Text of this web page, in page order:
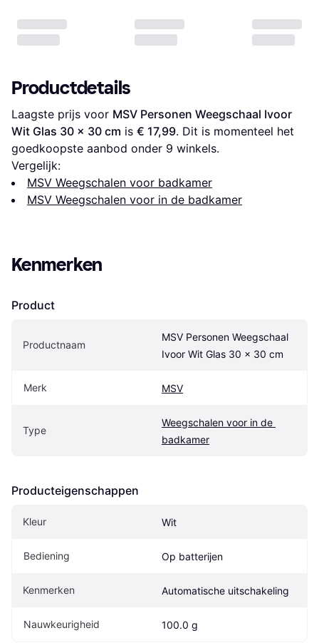
Productdetails
Laagste prijs voor MSV Personen Weegschaal Ivoor
Wit Glas 30 x 30 cm is € 17,99. Dit is momenteel het
goedkoopste aanbod onder 9 winkels.
Vergelijk:
MSV Weegschalen voor badkamer
MSV Weegschalen voor in de badkamer
Kenmerken
Product
Productnaam
MSV Personen Weegschaal
Ivoor Wit Glas 30 x 30 cm
Merk MSV
Type
Weegschalen voor in de
badkamer
Producteigenschappen
Kleur Wit
Bediening Op batterijen
Kenmerken Automatische uitschakeling
Nauwkeurigheid 100.0 g